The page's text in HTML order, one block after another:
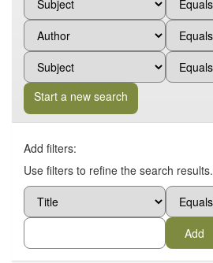
Start a new search
Add filters:
Use filters to refine the search results.